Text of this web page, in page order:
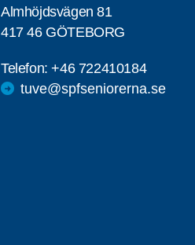
Almhöjdsvägen 81
417 46 GÖTEBORG
Telefon:+46 722410184
tuve@spfseniorerna.se